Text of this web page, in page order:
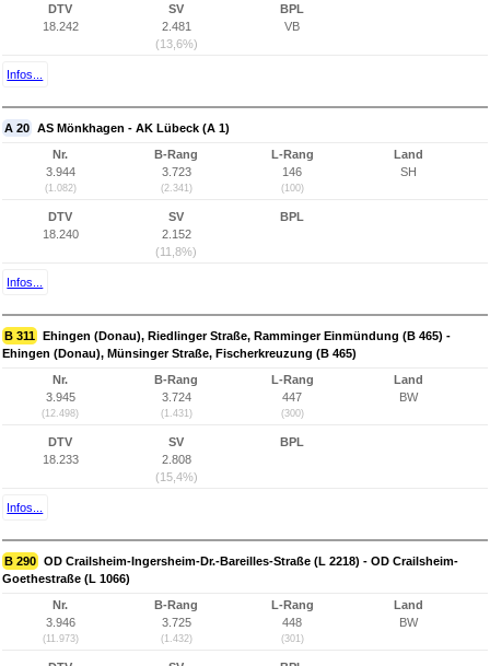
DTV
18.242
SV
2.481
(13,6%)
BPL
VB
Infos...
A 20 AS Mönkhagen - AK Lübeck (A 1)
Nr.
3.944
(1.082)
B-Rang
3.723
(2.341)
L-Rang
146
(100)
Land
SH
DTV
18.240
SV
2.152
(11,8%)
BPL
Infos...
B 311 Ehingen (Donau), Riedlinger Straße, Ramminger Einmündung (B 465) -
Ehingen (Donau), Münsinger Straße, Fischerkreuzung (B 465)
Nr.
3.945
(12.498)
B-Rang
3.724
(1.431)
L-Rang
447
(300)
Land
BW
DTV
18.233
SV
2.808
(15,4%)
BPL
Infos...
B 290 OD Crailsheim-Ingersheim-Dr.-Bareilles-Straße (L 2218) - OD Crailsheim-
Goethestraße (L 1066)
Nr.
3.946
(11.973)
B-Rang
3.725
(1.432)
L-Rang
448
(301)
Land
BW